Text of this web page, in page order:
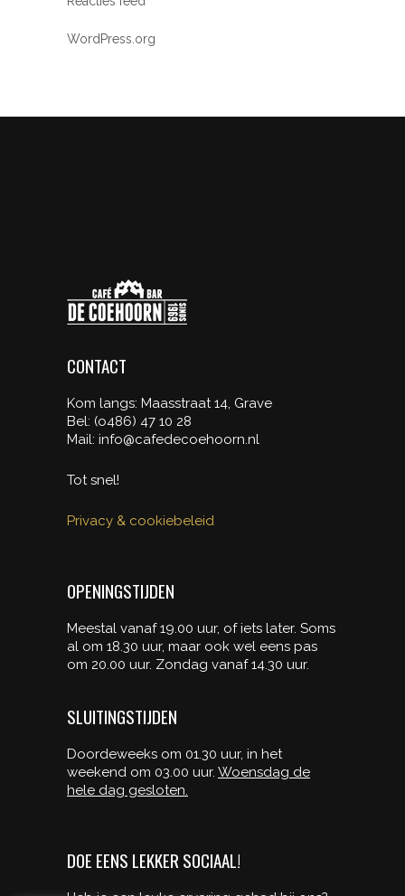
WordPress.org
CONTACT
Kom langs: Maasstraat 14, Grave
Bel: (o486) 47 10 28
Mail: info@cafedecoehoorn.nl
Tot snel!
Privacy & cookiebeleid
OPENINGSTIJDEN
Meestal vanaf 19.00 uur, of iets later. Soms
al om 18.30 uur, maar ook wel eens pas
om 20.00 uur. Zondag vanaf 14.30 uur.
SLUITINGSTIJDEN
Doordeweeks om 01.30 uur, in het
weekend om 03.00 uur. Woensdag de
hele dag gesloten.
DOE EENS LEKKER SOCIAAL!